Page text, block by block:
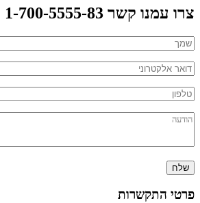
צרו עמנו קשר 1-700-5555-83
פרטי התקשרות